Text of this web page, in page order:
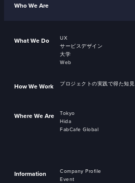
Who We Are
What We Do UX
サービスデザイン
大学
Web
How We Work プロジェクトの実践で得た知見
Where We Are Tokyo
Hida
FabCafe Global
Information Company Profile
Event